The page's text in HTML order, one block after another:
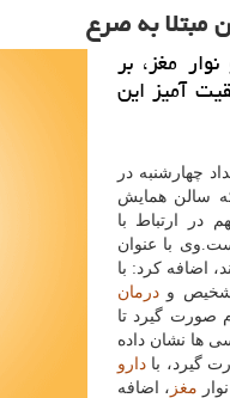
مبتلا به صرع
مغز، بر
آمیز این
چهارشنبه در
سالن همایش
در ارتباط با
با عنوان
اضافه كرد: با
تشخیص ودرمان
صورت گیرد تا
ها نشان داده
دارو
مغز ، اضافه